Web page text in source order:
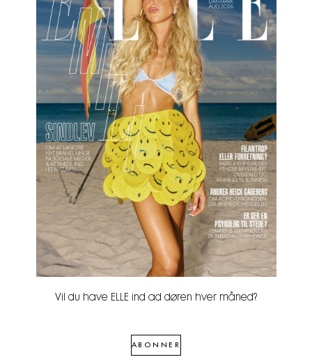
Vil du have ELLE ind ad døren hver måned?
ABONNER